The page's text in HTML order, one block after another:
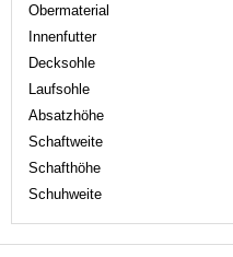
Obermaterial
Innenfutter
Decksohle
Laufsohle
Absatzhöhe
Schaftweite
Schafthöhe
Schuhweite